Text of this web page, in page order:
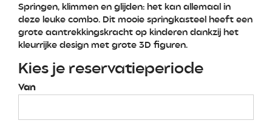
Springen, klimmen en glijden: het kan allemaal in
deze leuke combo. Dit mooie springkasteel heeft een
grote aantrekkingskracht op kinderen dankzij het
kleurrijke design met grote 3D figuren.
Kies je reservatieperiode
Van